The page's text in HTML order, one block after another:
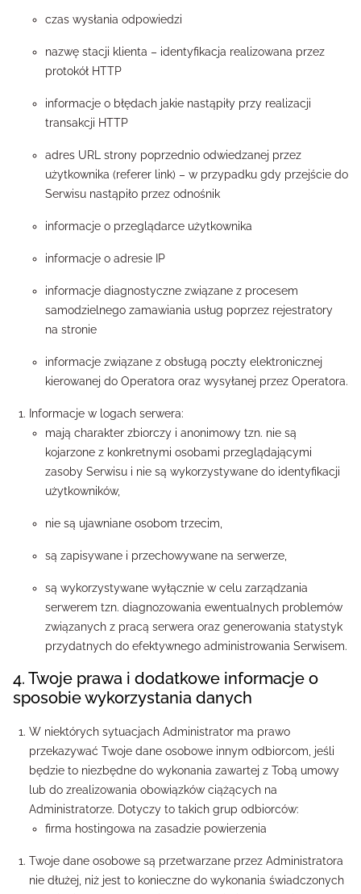
czas wysłania odpowiedzi
nazwę stacji klienta – identyfikacja realizowana przez
protokół HTTP
informacje o błędach jakie nastąpiły przy realizacji
transakcji HTTP
adres URL strony poprzednio odwiedzanej przez
użytkownika (referer link) – w przypadku gdy przejście do
Serwisu nastąpiło przez odnośnik
informacje o przeglądarce użytkownika
informacje o adresie IP
informacje diagnostyczne związane z procesem
samodzielnego zamawiania usług poprzez rejestratory
na stronie
informacje związane z obsługą poczty elektronicznej
kierowanej do Operatora oraz wysyłanej przez Operatora.
Informacje w logach serwera:
mają charakter zbiorczy i anonimowy tzn. nie są
kojarzone z konkretnymi osobami przeglądającymi
zasoby Serwisu i nie są wykorzystywane do identyfikacji
użytkowników,
nie są ujawniane osobom trzecim,
są zapisywane i przechowywane na serwerze,
są wykorzystywane wyłącznie w celu zarządzania
serwerem tzn. diagnozowania ewentualnych problemów
związanych z pracą serwera oraz generowania statystyk
przydatnych do efektywnego administrowania Serwisem.
4. Twoje prawa i dodatkowe informacje o
sposobie wykorzystania danych
W niektórych sytuacjach Administrator ma prawo
przekazywać Twoje dane osobowe innym odbiorcom, jeśli
będzie to niezbędne do wykonania zawartej z Tobą umowy
lub do zrealizowania obowiązków ciążących na
Administratorze. Dotyczy to takich grup odbiorców:
firma hostingowa na zasadzie powierzenia
Twoje dane osobowe są przetwarzane przez Administratora
nie dłużej, niż jest to konieczne do wykonania świadczonych